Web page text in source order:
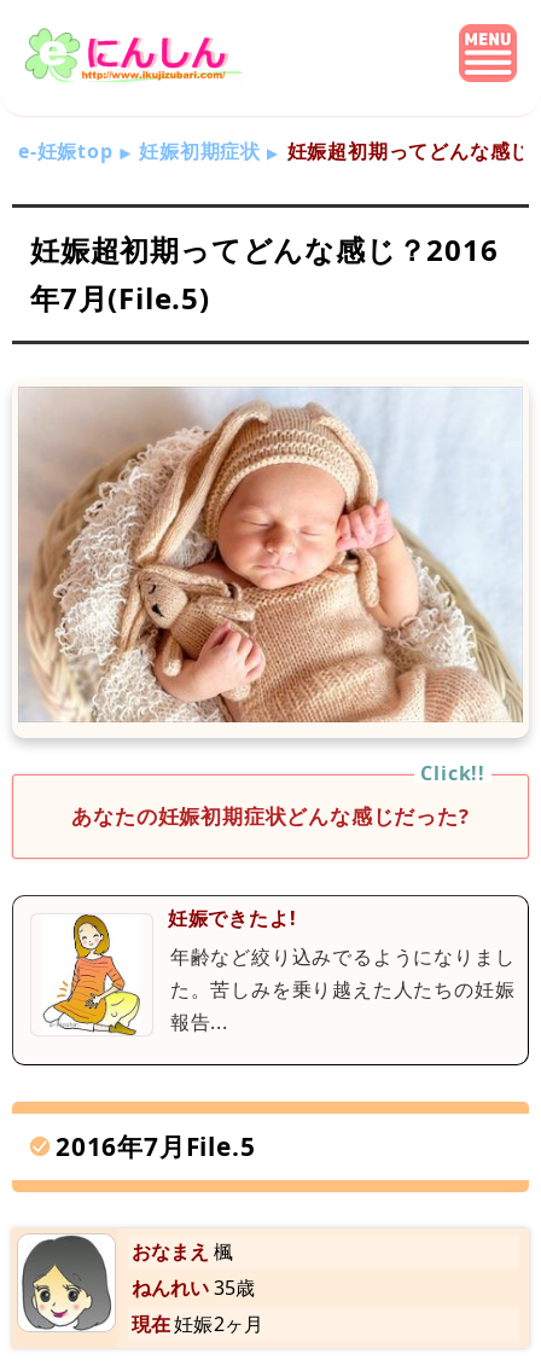
e-妊娠top 妊娠初期症状 妊娠超初期ってどんな感
妊娠超初期ってどんな感じ？2016
年7月(File.5)
あなたの妊娠初期症状どんな感じだった?
妊娠できたよ!
年齢など絞り込みでるようになりまし
た。苦しみを乗り越えた人たちの妊娠
報告...
2016年7月File.5
おなまえ 楓
ねんれい35歳
現在妊娠2ヶ月